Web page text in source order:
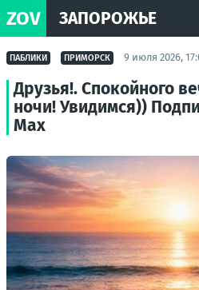
ZOV ЗАПОРОЖЬЕ
ПАБЛИКИ ПРИМОРСК 9 июля 2026,
Друзья!. Спокойного
ночи! Увидимся))
Max